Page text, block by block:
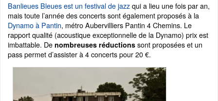
Banlieues Bleues est un festival de jazzqui a lieu une fois par an,
mais toute l’année des concerts sont également proposés à la
Dynamo à Pantin, métro Aubervilliers Pantin 4 Chemins. Le
rapport qualité (acoustique exceptionnelle de la Dynamo) prix est
imbattable. De nombreuses réductions sont proposées et un
pass permet d’assister à 4 concerts pour 20 €.